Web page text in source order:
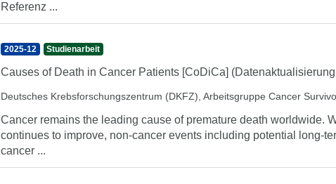
Referenz ...
2025-12 Studienarbeit
Causes of Death in Cancer Patients [CoDiCa]
Deutsches Krebsforschungszentrum (DKFZ), Arbeitsgruppe Cancer
Cancer remains the leading cause of premature death worldwide.
continues to improve, non-cancer events including potential long-
cancer ...